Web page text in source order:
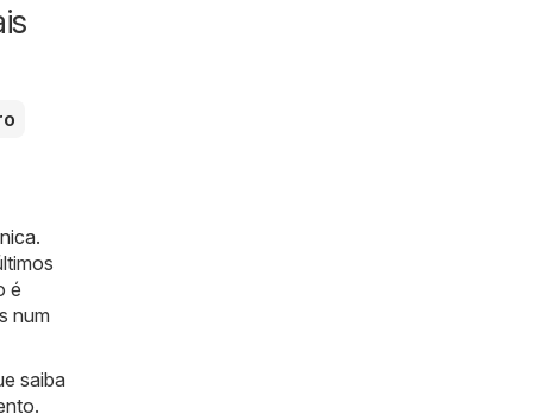
.
é
num
saiba